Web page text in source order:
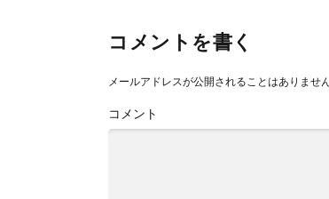
コメントを書く
メールアドレスが公開されることはありません
コメント